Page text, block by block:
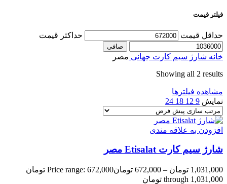
فیلتر قیمت
حداقل قیمت حداكثر قيمت
صافی
خانه شارژ سیم کارت جهانی مصر
Showing all 2 results
مشاهده فیلترها
نمایش 9
12
18
24
افزودن به علاقه مندی
شارژ سیم کارت Etisalat مصر
1,031,000 تومان –
672,000 تومان
Price range: 672,000 تومان
through 1,031,000 تومان